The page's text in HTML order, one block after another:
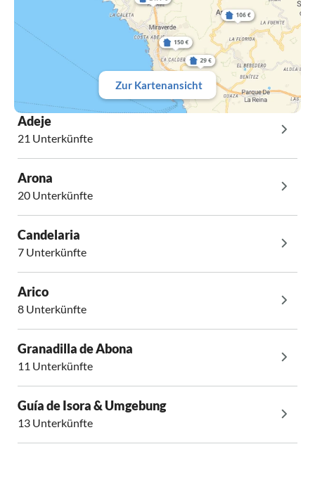
Zur Kartenansicht
Adeje
21 Unterkünfte
Arona
20 Unterkünfte
Candelaria
7 Unterkünfte
Arico
8 Unterkünfte
Granadilla de Abona
11 Unterkünfte
Guía de Isora & Umgebung
13 Unterkünfte